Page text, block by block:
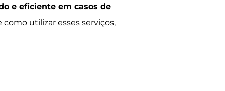
e eficiente em casos de
utilizar esses serviços,